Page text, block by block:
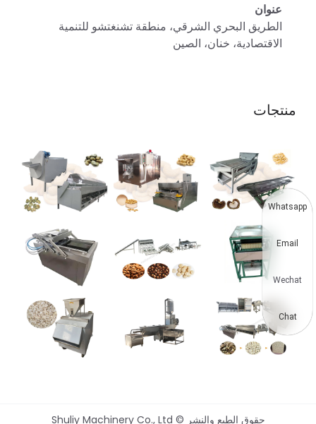
عنوان
الطريق البحري الشرقي، منطقة تشنغتشو للتنمية
الاقتصادية، خنان، الصين
منتجات
حقوق الطبع والنشر © Shuliy Machinery Co., Ltd
Whatsapp
Email
Wechat
Chat